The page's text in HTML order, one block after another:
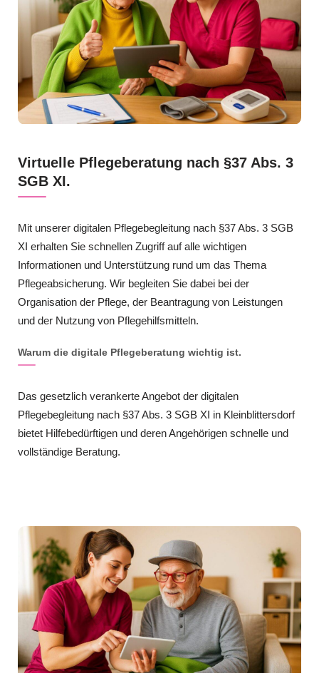
Virtuelle Pflegeberatung nach §37 Abs. 3
SGB XI.
Mit unserer digitalen Pflegebegleitung nach §37 Abs. 3 SGB
XI erhalten Sie schnellen Zugriff auf alle wichtigen
Informationen und Unterstützung rund um das Thema
Pflegeabsicherung. Wir begleiten Sie dabei bei der
Organisation der Pflege, der Beantragung von Leistungen
und der Nutzung von Pflegehilfsmitteln.
Warum die digitale Pflegeberatung wichtig ist.
Das gesetzlich verankerte Angebot der digitalen
Pflegebegleitung nach §37 Abs. 3 SGB XI in Kleinblittersdorf
bietet Hilfebedürftigen und deren Angehörigen schnelle und
vollständige Beratung.